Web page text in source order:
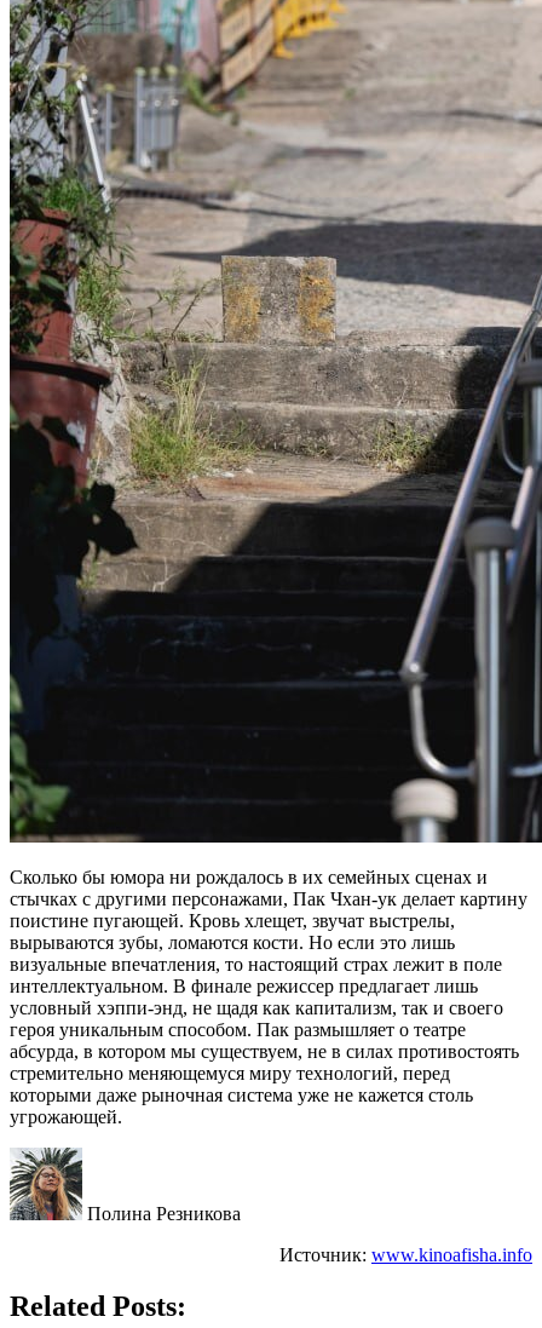
Сколько бы юмора ни рождалось в их семейных сценах и
стычках с другими персонажами, Пак Чхан-ук делает картину
поистине пугающей. Кровь хлещет, звучат выстрелы,
вырываются зубы, ломаются кости. Но если это лишь
визуальные впечатления, то настоящий страх лежит в поле
интеллектуальном. В финале режиссер предлагает лишь
условный хэппи-энд, не щадя как капитализм, так и своего
героя уникальным способом. Пак размышляет о театре
абсурда, в котором мы существуем, не в силах противостоять
стремительно меняющемуся миру технологий, перед
которыми даже рыночная система уже не кажется столь
угрожающей.
Полина Резникова
Источник: www.kinoafisha.info
Related Posts: